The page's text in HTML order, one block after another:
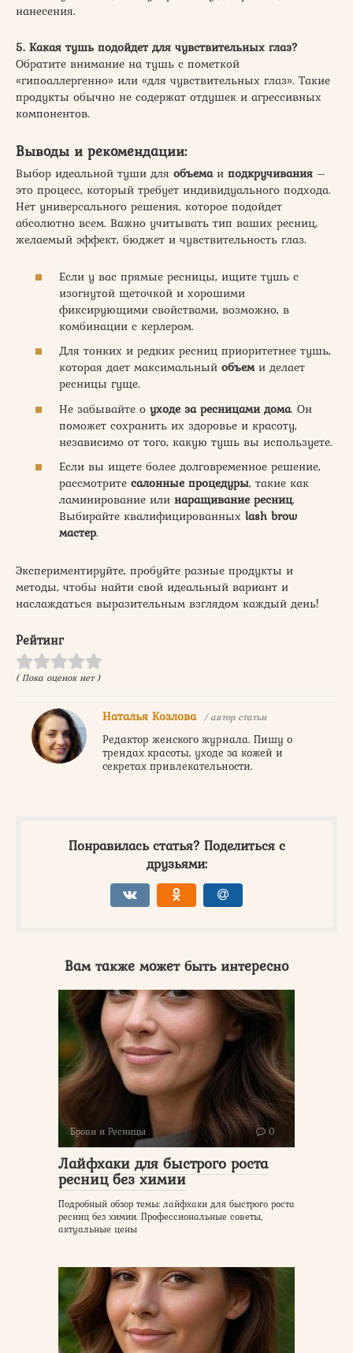
нанесения.
5. Какая тушь подойдет для чувствительных глаз?
Обратите внимание на тушь с пометкой
«гипоаллергенно» или «для чувствительных глаз». Такие
продукты обычно не содержат отдушек и агрессивных
компонентов.
Выводы и рекомендации:
Выбор идеальной туши для объемаи подкручивания –
это процесс, который требует индивидуального подхода.
Нет универсального решения, которое подойдет
абсолютно всем. Важно учитывать тип ваших ресниц,
желаемый эффект, бюджет и чувствительность глаз.
Если у вас прямые ресницы, ищите тушь с
изогнутой щеточкой и хорошими
фиксирующими свойствами, возможно, в
комбинации с керлером.
Для тонких и редких ресниц приоритетнее тушь,
которая дает максимальный объеми делает
ресницы гуще.
Не забывайте о уходе за ресницами дома. Он
поможет сохранить их здоровье и красоту,
независимо от того, какую тушь вы используете.
Если вы ищете более долговременное решение,
рассмотрите салонные процедуры, такие как
ламинирование или наращивание ресниц.
Выбирайте квалифицированных lash brow
мастер.
Экспериментируйте, пробуйте разные продукты и
методы, чтобы найти свой идеальный вариант и
наслаждаться выразительным взглядом каждый день!
Рейтинг
( Пока оценок нет )
Наталья Козлова / автор статьи
Редактор женского журнала. Пишу о
трендах красоты, уходе за кожей и
секретах привлекательности.
Понравилась статья? Поделиться с
друзьями:
Вам также может быть интересно
Брови и Ресницы 0
Лайфхаки для быстрого роста
ресниц без химии
Подробный обзор темы: лайфхаки для быстрого роста
ресниц без химии. Профессиональные советы,
актуальные цены